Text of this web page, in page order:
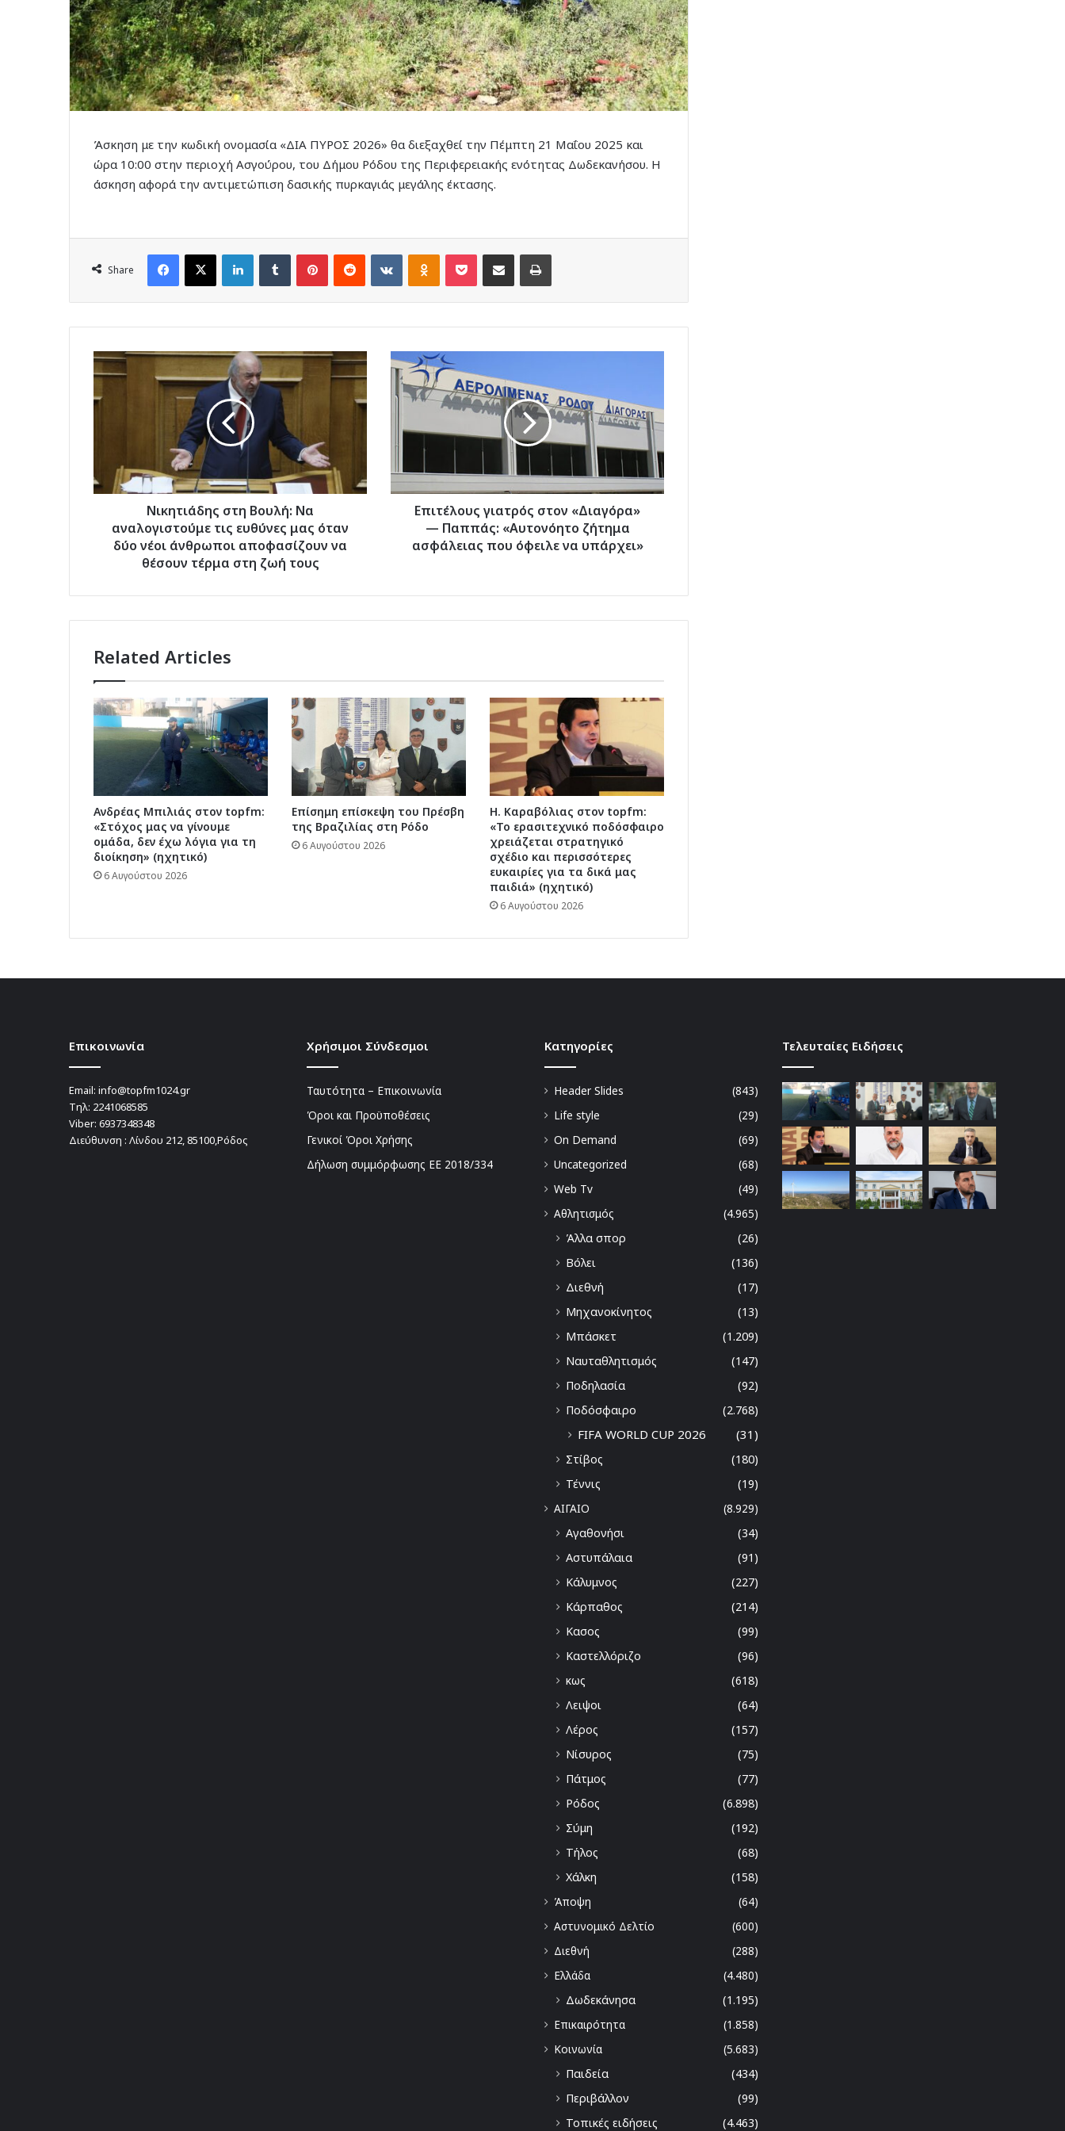
Άσκηση με την κωδική ονομασία «ΔΙΑ ΠΥΡΟΣ 2026» θα διεξαχθεί την Πέμπτη 21 Μαΐου 2025 και
ώρα 10:00 στην περιοχή Ασγούρου, του Δήμου Ρόδου της Περιφερειακής ενότητας Δωδεκανήσου. Η
άσκηση αφορά την αντιμετώπιση δασικής πυρκαγιάς μεγάλης έκτασης.
Share
Facebook
X LinkedInTumblr PinterestReddit VKontakteOdnoklassniki
Pocket Share via Email Print
Νικητιάδης
στη
Να
μας
όταν
άνθρωποι
αποφασίζουν
στη
τους
Νικητιάδης στη Βουλή: Να
αναλογιστούμε τις ευθύνες μας όταν
δύο νέοι άνθρωποι αποφασίζουν να
θέσουν τέρμα στη ζωή τους
Επιτέλους
γιατρός
στον
«Διαγόρα»
Παππάς:
ζήτημα
ασφάλειας
υπάρχει»
Επιτέλους γιατρός στον «Διαγόρα»
— Παππάς: «Αυτονόητο ζήτημα
ασφάλειας που όφειλε να υπάρχει»
Related Articles
Ανδρέας Μπιλιάς στον topfm:
«Στόχος μας να γίνουμε
ομάδα, δεν έχω λόγια για τη
διοίκηση» (ηχητικό)
6 Αυγούστου 2026
Επίσημη επίσκεψη του Πρέσβη
της Βραζιλίας στη Ρόδο
6 Αυγούστου 2026
Η. Καραβόλιας στον topfm:
«Το ερασιτεχνικό ποδόσφαιρο
χρειάζεται στρατηγικό
σχέδιο και περισσότερες
ευκαιρίες για τα δικά μας
παιδιά» (ηχητικό)
6 Αυγούστου 2026
Επικοινωνία
Email: info@topfm1024.gr
Τηλ: 2241068585
Viber: 6937348348
Διεύθυνση : Λίνδου 212, 85100,Ρόδος
Χρήσιμοι Σύνδεσμοι
Ταυτότητα – Επικοινωνία
Όροι και Προϋποθέσεις
Γενικοί Όροι Χρήσης
Δήλωση συμμόρφωσης ΕΕ 2018/334
Kατηγορίες
Header Slides
(843)
Life style
(29)
On Demand
(69)
Uncategorized
(68)
Web Tv
(49)
Αθλητισμός
(4.965)
Άλλα σπορ
(26)
Βόλει
(136)
Διεθνή
(17)
Μηχανοκίνητος
(13)
Μπάσκετ
(1.209)
Ναυταθλητισμός
(147)
Ποδηλασία
(92)
Ποδόσφαιρο
(2.768)
FIFA WORLD CUP 2026 (31)
Στίβος
(180)
Τέννις
(19)
ΑΙΓΑΙΟ
(8.929)
Αγαθονήσι
(34)
Αστυπάλαια
(91)
Κάλυμνος
(227)
Κάρπαθος
(214)
Κασος
(99)
Καστελλόριζο
(96)
κως
(618)
Λειψοι
(64)
Λέρος
(157)
Νίσυρος
(75)
Πάτμος
(77)
Ρόδος
(6.898)
Σύμη
(192)
Τήλος
(68)
Χάλκη
(158)
Άποψη
(64)
Αστυνομικό Δελτίο
(600)
Διεθνή
(288)
Ελλάδα
(4.480)
Δωδεκάνησα
(1.195)
Επικαιρότητα
(1.858)
Κοινωνία
(5.683)
Παιδεία
(434)
Περιβάλλον
(99)
Τοπικές ειδήσεις
(4.463)
Τελευταίες Ειδήσεις